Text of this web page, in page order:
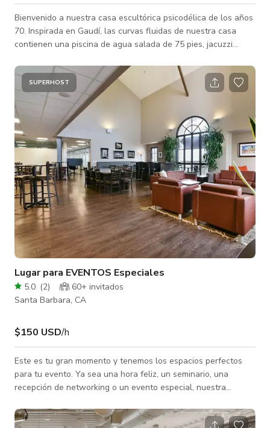
Bienvenido a nuestra casa escultórica psicodélica de los años
70. Inspirada en Gaudí, las curvas fluidas de nuestra casa
contienen una piscina de agua salada de 75 pies, jacuzzi
tallada a mano y ducha al aire libre. El patio cuenta con
césped coreano tufado. La sala de estar tiene un sofá
incorporado, chimenea de gas y mesas laterales integradas
para una experiencia elegante de reunión de los 70. A poca
distancia a pie de los Jardin
SUPERHOST
Lugar para EVENTOS Especiales
5.0 (2)
60+ invitados
Santa Barbara, CA
$150 USD/h
Este es tu gran momento y tenemos los espacios perfectos
para tu evento. Ya sea una hora feliz, un seminario, una
recepción de networking o un evento especial, nuestra
grandes para acomodar hasta 75 personas. Están